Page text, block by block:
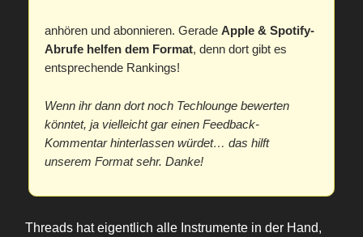
anhören und abonnieren. Gerade Apple & Spotify-
Abrufe helfen dem Format, denn dort gibt es
entsprechende Rankings!
Wenn ihr dann dort noch Techlounge bewerten
könntet, ja vielleicht gar einen Feedback-
Kommentar hinterlassen würdet… das hilft
unserem Format sehr. Danke!
Threads hat eigentlich alle Instrumente in der Hand,